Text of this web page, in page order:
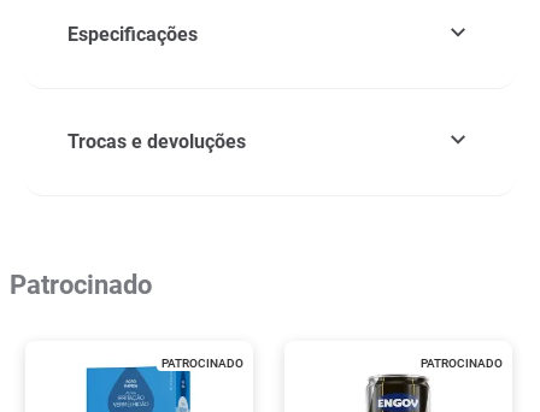
Especificações
Trocas e devoluções
Patrocinado
PATROCINADO PATROCINADO